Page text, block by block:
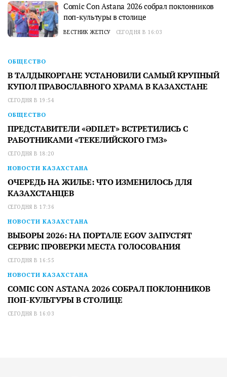
Comic Con Astana 2026 собрал поклонников
поп-культуры в столице
ВЕСТНИК ЖЕТІСУ СЕГОДНЯ В 16:03
ОБЩЕСТВО
В ТАЛДЫКОРГАНЕ УСТАНОВИЛИ САМЫЙ КРУПНЫЙ
КУПОЛ ПРАВОСЛАВНОГО ХРАМА В КАЗАХСТАНЕ
СЕГОДНЯ В 19:54
ОБЩЕСТВО
ПРЕДСТАВИТЕЛИ «ӘDILET» ВСТРЕТИЛИСЬ С
РАБОТНИКАМИ «ТЕКЕЛИЙСКОГО ГМЗ»
СЕГОДНЯ В 18:20
НОВОСТИ КАЗАХСТАНА
ОЧЕРЕДЬ НА ЖИЛЬЕ: ЧТО ИЗМЕНИЛОСЬ ДЛЯ
КАЗАХСТАНЦЕВ
СЕГОДНЯ В 17:36
НОВОСТИ КАЗАХСТАНА
ВЫБОРЫ 2026: НА ПОРТАЛЕ EGOV ЗАПУСТЯТ
СЕРВИС ПРОВЕРКИ МЕСТА ГОЛОСОВАНИЯ
СЕГОДНЯ В 16:55
НОВОСТИ КАЗАХСТАНА
COMIC CON ASTANA 2026 СОБРАЛ ПОКЛОННИКОВ
ПОП-КУЛЬТУРЫ В СТОЛИЦЕ
СЕГОДНЯ В 16:03